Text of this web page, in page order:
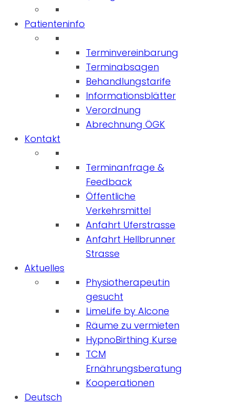
Patienteninfo
Terminvereinbarung
Terminabsagen
Behandlungstarife
Informationsblätter
Verordnung
Abrechnung ÖGK
Kontakt
Terminanfrage &
Feedback
Öffentliche
Verkehrsmittel
Anfahrt Uferstrasse
Anfahrt Hellbrunner
Strasse
Aktuelles
Physiotherapeut:in
gesucht
LimeLife by Alcone
Räume zu vermieten
HypnoBirthing Kurse
TCM
Ernährungsberatung
Kooperationen
Deutsch